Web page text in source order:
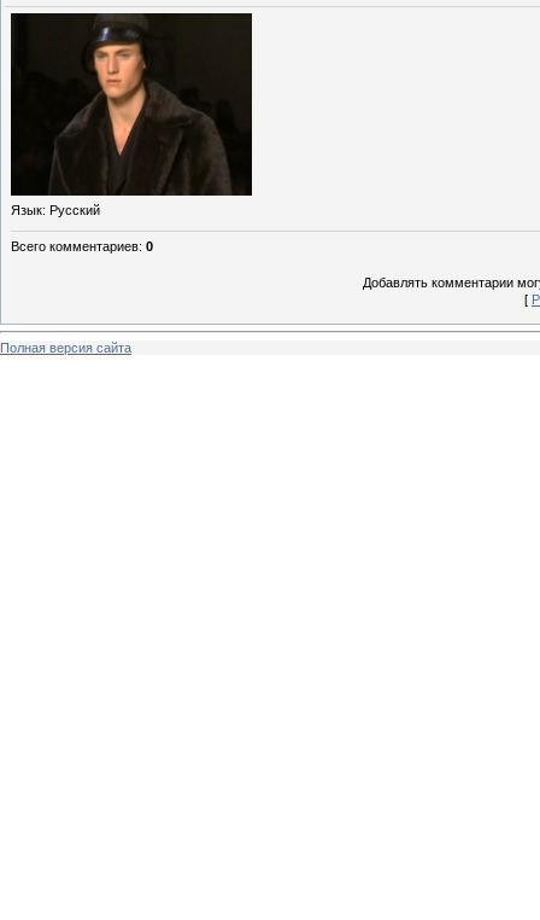
Язык: Русский
Всего комментариев: 0
Добавлять комментарии
[
Полная версия сайта